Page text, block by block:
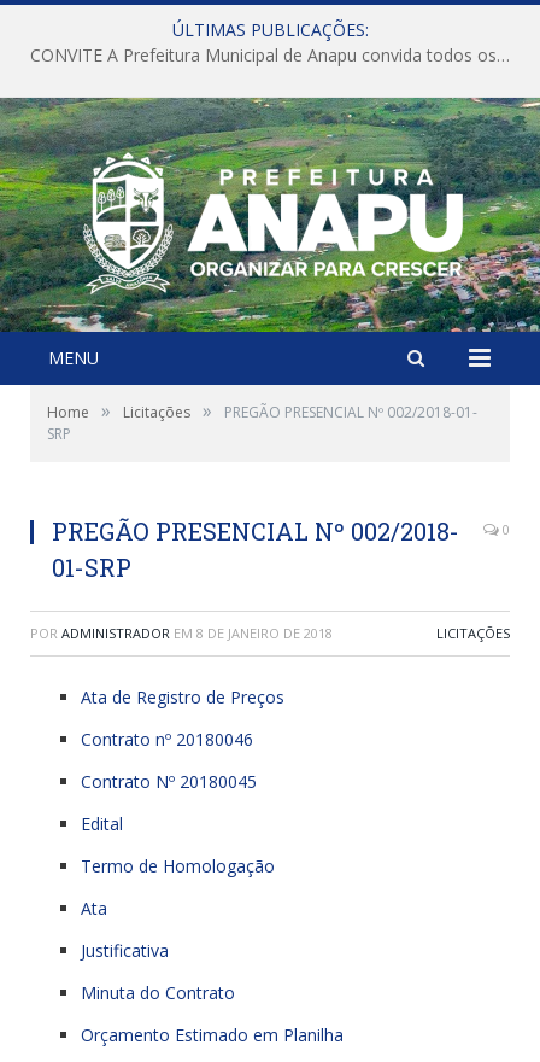
ÚLTIMAS PUBLICAÇÕES:
CONVITE A Prefeitura Municipal de Anapu convida todos os servidores públicos municipais para participarem da Audiência Pública de discussão da Lei de Diretrizes Orçamentárias (LDO), importante instrumento de planejamento das ações e investimentos da Administração Pública para o próximo exercício financeiro.
MENU
Home » Licitações »
PREGÃO PRESENCIAL Nº 002/2018-01-
SRP
PREGÃO PRESENCIAL Nº 002/2018-
01-SRP
0
POR ADMINISTRADOR EM 8 DE JANEIRO DE 2018 LICITAÇÕES
Ata de Registro de Preços
Contrato nº 20180046
Contrato Nº 20180045
Edital
Termo de Homologação
Ata
Justificativa
Minuta do Contrato
Orçamento Estimado em Planilha